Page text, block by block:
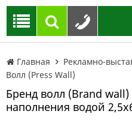
Главная Рекламно-
Волл (Press Wall)
Бренд волл (Brand wall)
наполнения водой